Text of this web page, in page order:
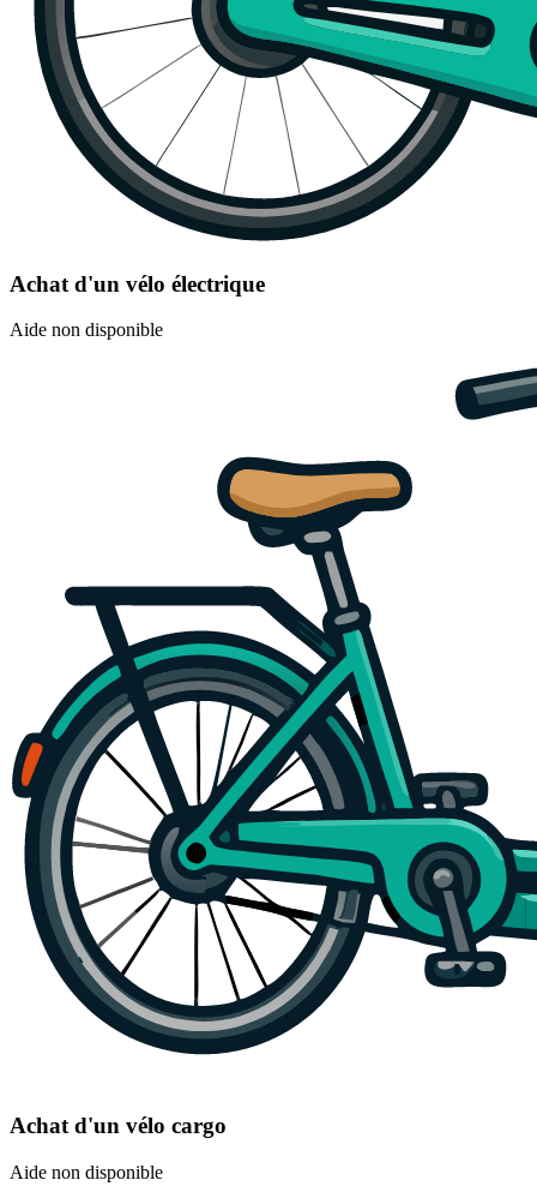
Achat d'un vélo électrique
Aide non disponible
Achat d'un vélo cargo
Aide non disponible